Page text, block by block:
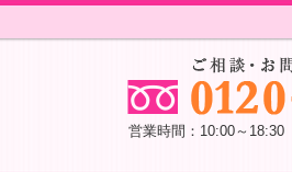
営業時間：10:00～